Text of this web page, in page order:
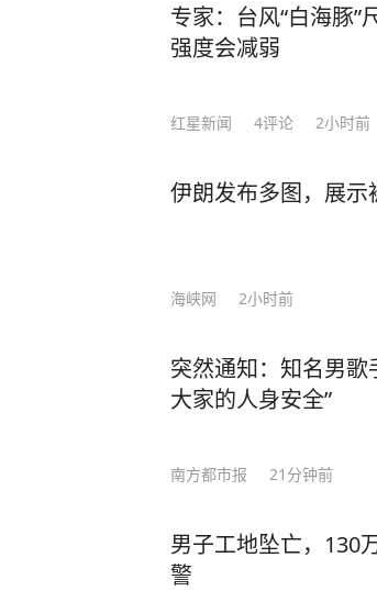
专家：台风“白海豚
强度会减弱
红星新闻 4评论 2小时前
伊朗发布多图，展示
海峡网 2小时前
突然通知：知名男歌
大家的人身安全”
南方都市报 21分钟前
男子工地坠亡，130
警